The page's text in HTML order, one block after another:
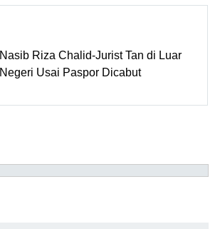
Nasib Riza Chalid-Jurist Tan di Luar
Negeri Usai Paspor Dicabut